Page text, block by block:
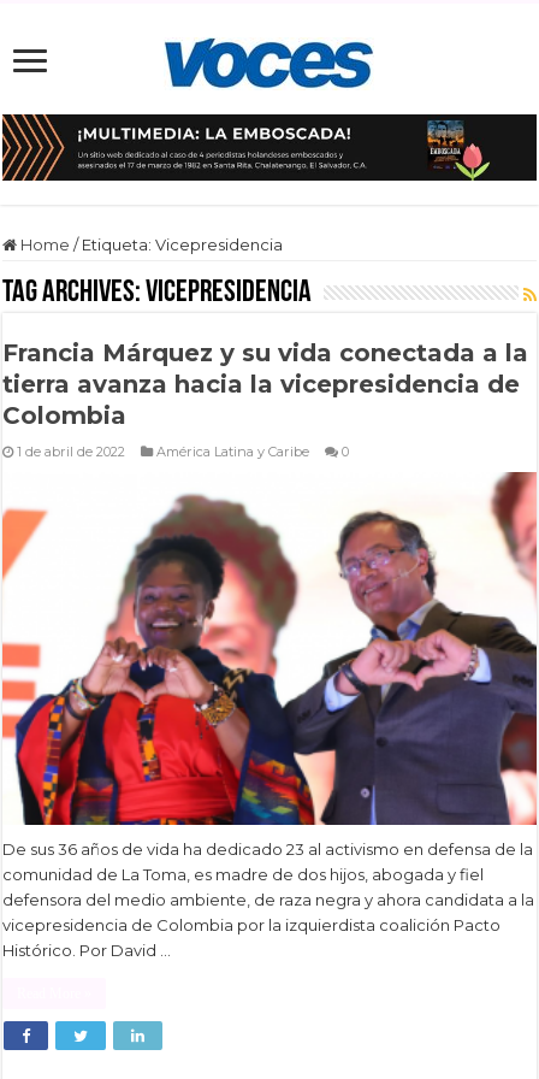
Home / Etiqueta:Vicepresidencia
Tag Archives:Vicepresidencia
Francia Márquez y su vida conectada a la
tierra avanza hacia la vicepresidencia de
Colombia
1 de abril de 2022 América Latina y Caribe 0
De sus 36 años de vida ha dedicado 23 al activismo en defensa de la
comunidad de La Toma, es madre de dos hijos, abogada y fiel
defensora del medio ambiente, de raza negra y ahora candidata a la
vicepresidencia de Colombia por la izquierdista coalición Pacto
Histórico. Por David …